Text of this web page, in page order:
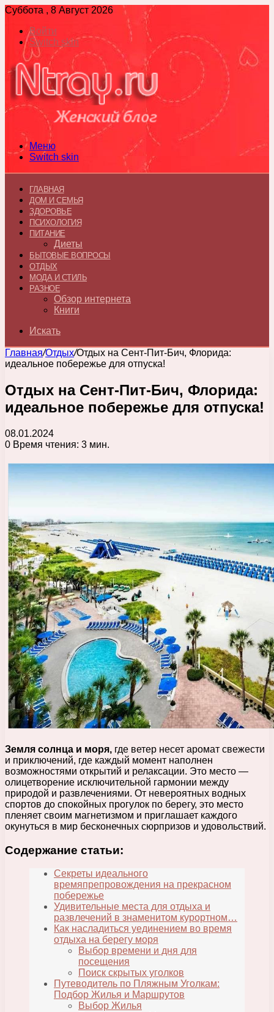
Суббота , 8 Август 2026
Войти
Switch skin
Меню
Switch skin
ГЛАВНАЯ
ДОМ И СЕМЬЯ
ЗДОРОВЬЕ
ПСИХОЛОГИЯ
ПИТАНИЕ
Диеты
БЫТОВЫЕ ВОПРОСЫ
ОТДЫХ
МОДА И СТИЛЬ
РАЗНОЕ
Обзор интернета
Книги
Искать
Главная/Отдых/Отдых на Сент-Пит-Бич, Флорида:
идеальное побережье для отпуска!
Отдых на Сент-Пит-Бич, Флорида:
идеальное побережье для отпуска!
08.01.2024
0 Время чтения: 3 мин.
Земля солнца и моря, где ветер несет аромат свежести
и приключений, где каждый момент наполнен
возможностями открытий и релаксации. Это место —
олицетворение исключительной гармонии между
природой и развлечениями. От невероятных водных
спортов до спокойных прогулок по берегу, это место
пленяет своим магнетизмом и приглашает каждого
окунуться в мир бесконечных сюрпризов и удовольствий.
Содержание статьи:
Секреты идеального
времяпрепровождения на прекрасном
побережье
Удивительные места для отдыха и
развлечений в знаменитом курортном…
Как насладиться уединением во время
отдыха на берегу моря
Выбор времени и дня для
посещения
Поиск скрытых уголков
Путеводитель по Пляжным Уголкам:
Подбор Жилья и Маршрутов
Выбор Жилья